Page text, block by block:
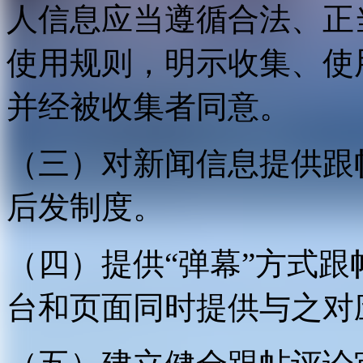
人信息应当遵循合法、
使用规则，明示收集、
并经被收集者同意。
（三）对新闻信息提供
后发制度。
（四）提供“弹幕”方式
台和页面同时提供与之